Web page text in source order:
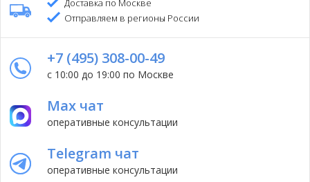
Доставка по Москве
Отправляем в регионы России
+7 (495) 308-00-49
с 10:00 до 19:00 по Москве
Max чат
оперативные консультации
Telegram чат
оперативные консультации